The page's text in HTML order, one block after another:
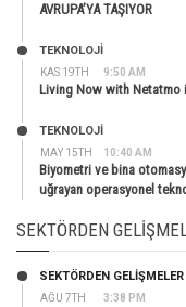
AVRUPA’YA TAŞIYOR
KAS 19TH 9:50 AM
TEKNOLOJİ
Living Now with Netatmo
MAY 15TH 10:40 AM
TEKNOLOJİ
Biyometri ve bina
uğrayan operasyonel
SEKTÖRDEN
AĞU 7TH 3:38 PM
SEKTÖRDEN GELIŞMELER